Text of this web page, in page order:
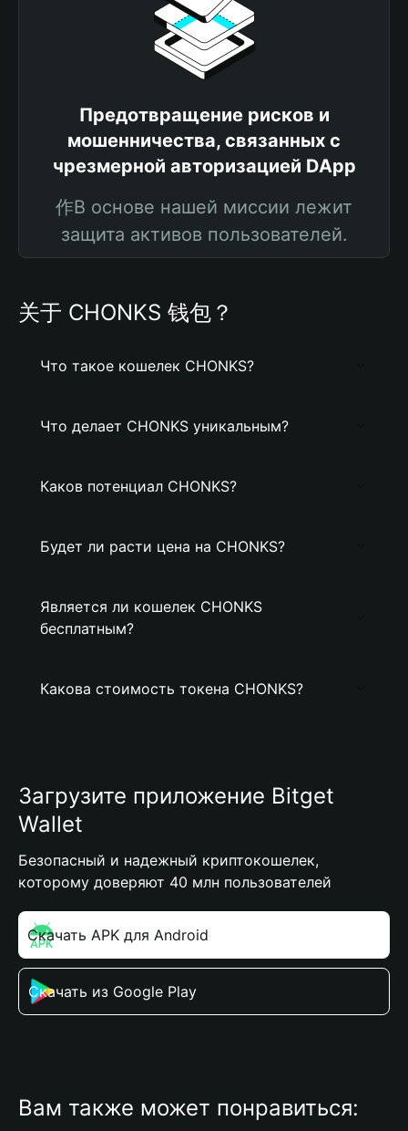
Предотвращение рисков и
мошенничества, связанных с
чрезмерной авторизацией DApp
作В основе нашей миссии лежит
защита активов пользователей.
关于 CHONKS 钱包？
Что такое кошелек CHONKS?
Что делает CHONKS уникальным?
Каков потенциал CHONKS?
Будет ли расти цена на CHONKS?
Является ли кошелек CHONKS
бесплатным?
Какова стоимость токена CHONKS?
Загрузите приложение Bitget
Wallet
Безопасный и надежный криптокошелек,
которому доверяют 40 млн пользователей
Скачать APK для Android
Скачать из Google Play
Вам также может понравиться: